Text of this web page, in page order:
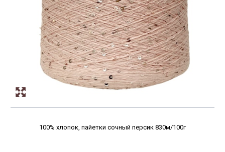
3650м/100г
365м/100г
380м/100г
400м/100г
410м/100г
450м/100г
4750м/100г
100% хлопок, пайетки сочный персик 830м/100г